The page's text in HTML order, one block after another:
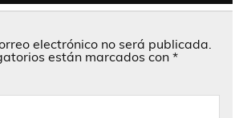
electrónico no será publicada.
están marcados con *